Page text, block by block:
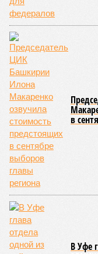
крупного
строительства
рублей,
работ выступало
впоследствии
Согласно условиям
получила право
входящие в состав
водителей в течение
магистрали
открыто в марте 2024
Отдельным
признать, что
объекте исполнены
компания просит
В качестве третьих
санкт-петербургское
Башкирии и